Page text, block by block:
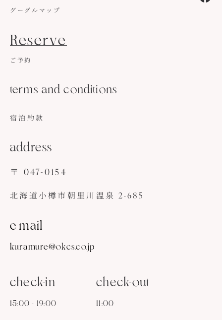
address
〒 047-0154
北海道小樽市朝里川温泉 2-685
グーグルマップ
Reserve
ご予約
check-in
15:00 - 19:00
check-out
11:00
e-mail
kuramure@okcs.co.jp
terms and conditions
宿泊約款